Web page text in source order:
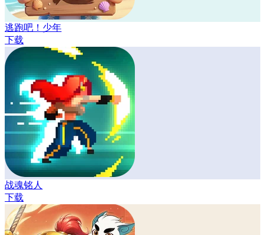
逃跑吧！少年
下载
战魂铭人
下载